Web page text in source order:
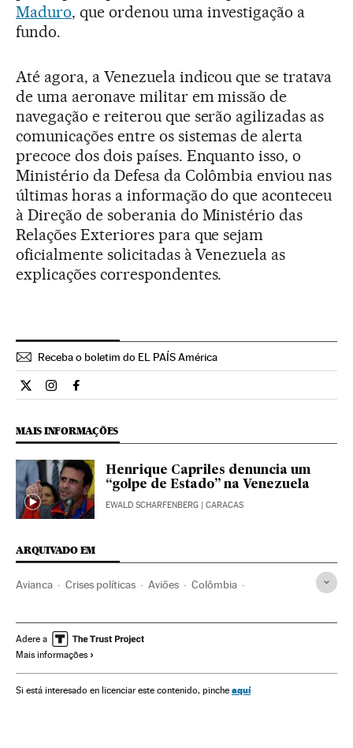
Maduro, que ordenou uma investigação a
fundo.
Até agora, a Venezuela indicou que se tratava
de uma aeronave militar em missão de
navegação e reiterou que serão agilizadas as
comunicações entre os sistemas de alerta
precoce dos dois países. Enquanto isso, o
Ministério da Defesa da Colômbia enviou nas
últimas horas a informação do que aconteceu
à Direção de soberania do Ministério das
Relações Exteriores para que sejam
oficialmente solicitadas à Venezuela as
explicações correspondentes.
Receba o boletim do EL PAÍS América
Internacional El País Brasil en Twitter
Internacional El País Brasil en Instagram
Internacional El País Brasil en Facebook
MAIS INFORMAÇÕES
Henrique Capriles denuncia um
“golpe de Estado” na Venezuela
EWALD SCHARFENBERG | CARACAS
ARQUIVADO EM
Avianca Crises políticas Aviões Colômbia
Empresas transporte Transporte
América Latina América
Adere a
Mais informações
Si está interesado en licenciar este contenido, pinche aquí